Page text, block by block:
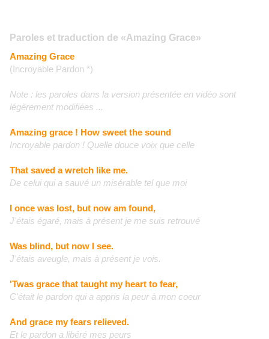
Paroles et traduction de «Amazing Grace»
Amazing Grace
(Incroyable Pardon *)
Note : les paroles dans la version présentée en vidéo sont
légèrement modifiées ...
Amazing grace ! How sweet the sound
Incroyable pardon ! Quelle douce voix que celle
That saved a wretch like me.
De celui qui a sauvé un misérable tel que moi
I once was lost, but now am found,
J'étais égaré, mais à présent je me suis retrouvé
Was blind, but now I see.
J'étais aveugle, mais à présent je vois.
'Twas grace that taught my heart to fear,
C'était le pardon qui a appris la peur à mon coeur
And grace my fears relieved.
Et le pardon a libéré mes peurs